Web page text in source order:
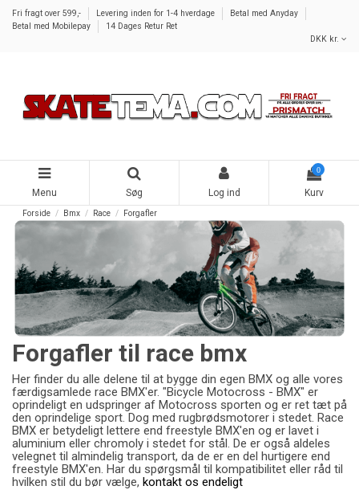
Fri fragt over 599,- Levering inden for 1-4 hverdage
Betal med Anyday
Betal med Mobilepay
14 Dages Retur Ret
DKK kr.
Menu Søg Log ind
0
Kurv
Forside Bmx Race Forgafler
Forgafler til race bmx
Her finder du alle delene til at bygge din egen BMX og alle vores
færdigsamlede race BMX'er. "Bicycle Motocross - BMX" er
oprindeligt en udspringer af Motocross sporten og er ret tæt på
den oprindelige sport. Dog med rugbrødsmotorer i stedet. Race
BMX er betydeligt lettere end freestyle BMX'en og er lavet i
aluminium eller chromoly i stedet for stål. De er også aldeles
velegnet til almindelig transport, da de er en del hurtigere end
freestyle BMX'en. Har du spørgsmål til kompatibilitet eller råd til
hvilken stil du bør vælge, kontakt os endeligt